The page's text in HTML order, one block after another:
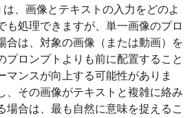
は、画像とテキストの入力をどのよ
も処理できますが、単一画像のプロ
合は、対象の画像（または動画）を
プロンプトよりも前に配置すること
マンスが向上する可能性がありま
、その画像がテキストと複雑に絡み
場合は、最も自然に意味を捉えるこ